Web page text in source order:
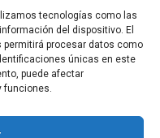
tecnologías como las
del dispositivo. El
procesar datos como
únicas en este
puede afectar
funciones.